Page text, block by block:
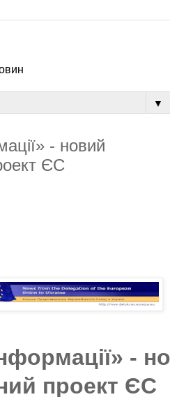
▼
- новий
ЄС
-
проект ЄС